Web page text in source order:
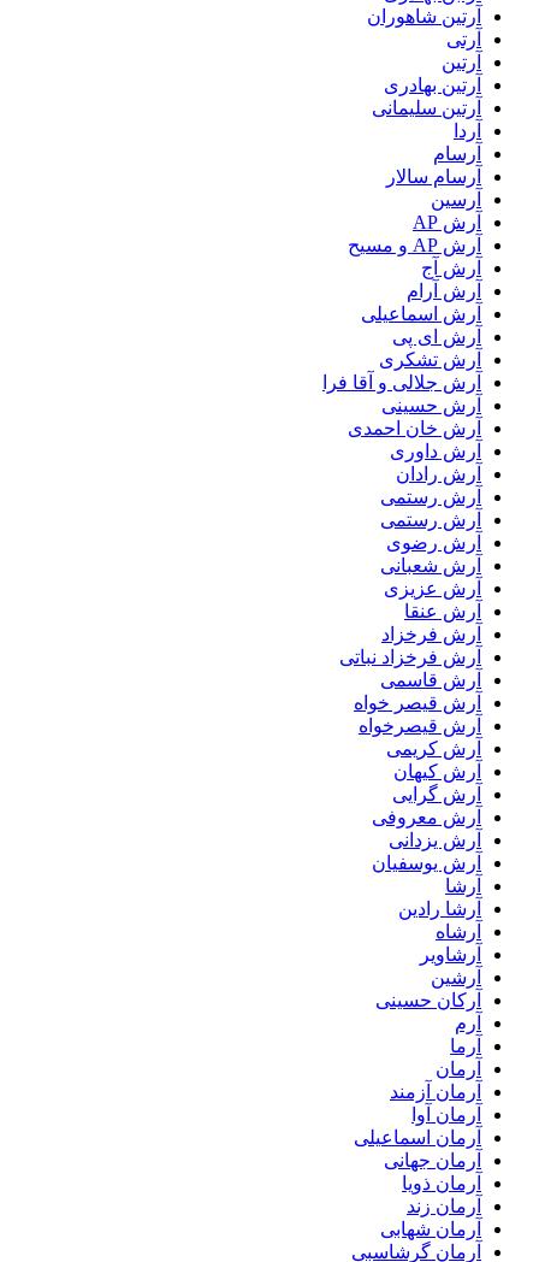
آرتين شاهوران
آرتی
آرتین
آرتین بهادری
آرتین سلیمانی
آردا
آرسام
آرسام سالار
آرسین
آرش AP
آرش AP و مسیح
آرش آج
آرش آرام
آرش اسماعیلی
آرش ای پی
آرش تشکری
آرش جلالی و آقا فرا
آرش حسینی
آرش خان احمدی
آرش داوری
آرش رادان
آرش رستمى
آرش رستمی
آرش رضوی
آرش شعبانی
آرش عزیزی
آرش عنقا
آرش فرخزاد
آرش فرخزاد نباتی
آرش قاسمی
آرش قیصر خواه
آرش قیصرخواه
آرش کریمی
آرش کیهان
آرش گرایی
آرش معروفی
آرش یزدانی
آرش یوسفیان
آرشا
آرشا رادین
آرشاه
آرشاویر
آرشین
آرکان حسینی
آرم
آرما
آرمان
آرمان آزمند
آرمان آوا
آرمان اسماعیلی
آرمان جهانی
آرمان ذویا
آرمان زند
آرمان شهابی
آرمان گرشاسبی